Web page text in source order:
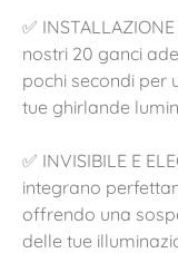
✅
nostri 20 ganci
pochi secondi per
tue ghirlande
✅ INVISIBILE E
integrano
offrendo una
delle tue